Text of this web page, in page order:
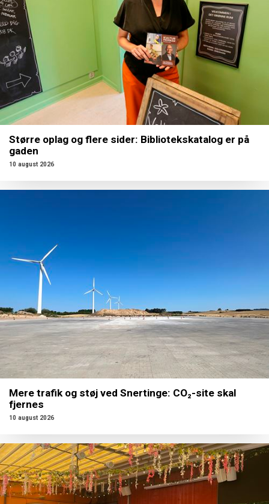
Større oplag og flere sider: Bibliotekskatalog er på
gaden
10 august 2026
Mere trafik og støj ved Snertinge: CO₂-site skal
fjernes
10 august 2026